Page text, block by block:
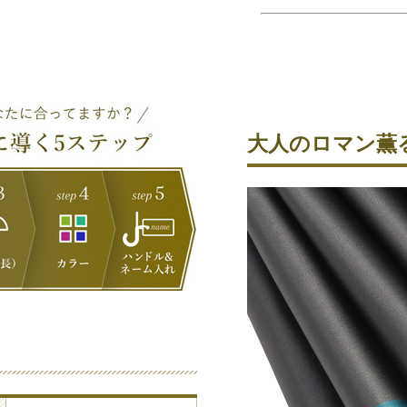
大人のロマン薫